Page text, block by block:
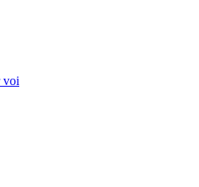
voi